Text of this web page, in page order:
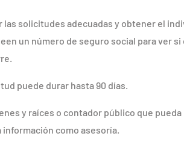
solicitudes adecuadas y obtener el
un número de seguro social para ver
puede durar hasta 90 días.
y raíces o contador público que pueda
como asesoría.